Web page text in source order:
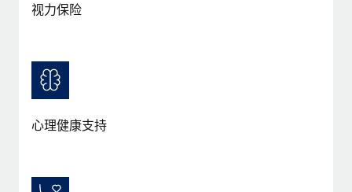
视力保险
心理健康支持